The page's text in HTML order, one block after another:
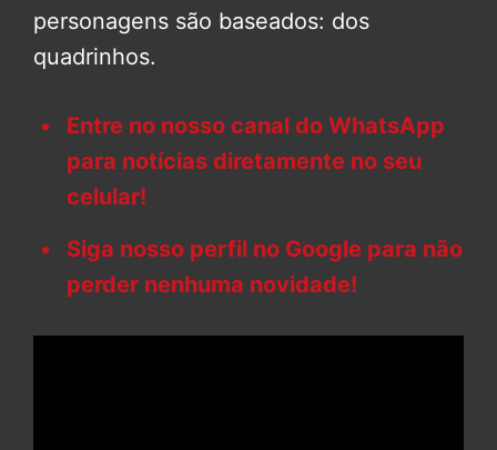
personagens são baseados: dos
quadrinhos.
Entre no nosso canal do WhatsApp
para notícias diretamente no seu
celular!
Siga nosso perfil no Google para não
perder nenhuma novidade!